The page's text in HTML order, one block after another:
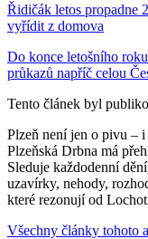
Řidičák letos propadne
vyřídit z domova
Do konce letošního
průkazů napříč celou
Tento článek byl
Plzeň není jen o pivu – i
Plzeňská Drbna má
Sleduje každodenní
uzavírky, nehody,
které rezonují od
Všechny články tohoto